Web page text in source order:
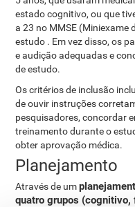
estado cognitivo, ou que
a 23 no MMSE
estudo . Em vez disso, os
e audição adequadas e
de estudo.
Os critérios de inclusão
de ouvir instruções
pesquisadores, concordar
treinamento durante o
obter aprovação médica.
Planejamento
Através de um
quatro grupos